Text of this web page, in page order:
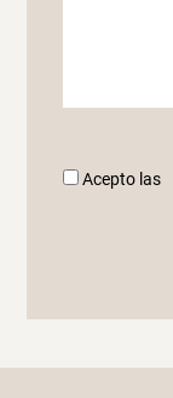
Acepto las